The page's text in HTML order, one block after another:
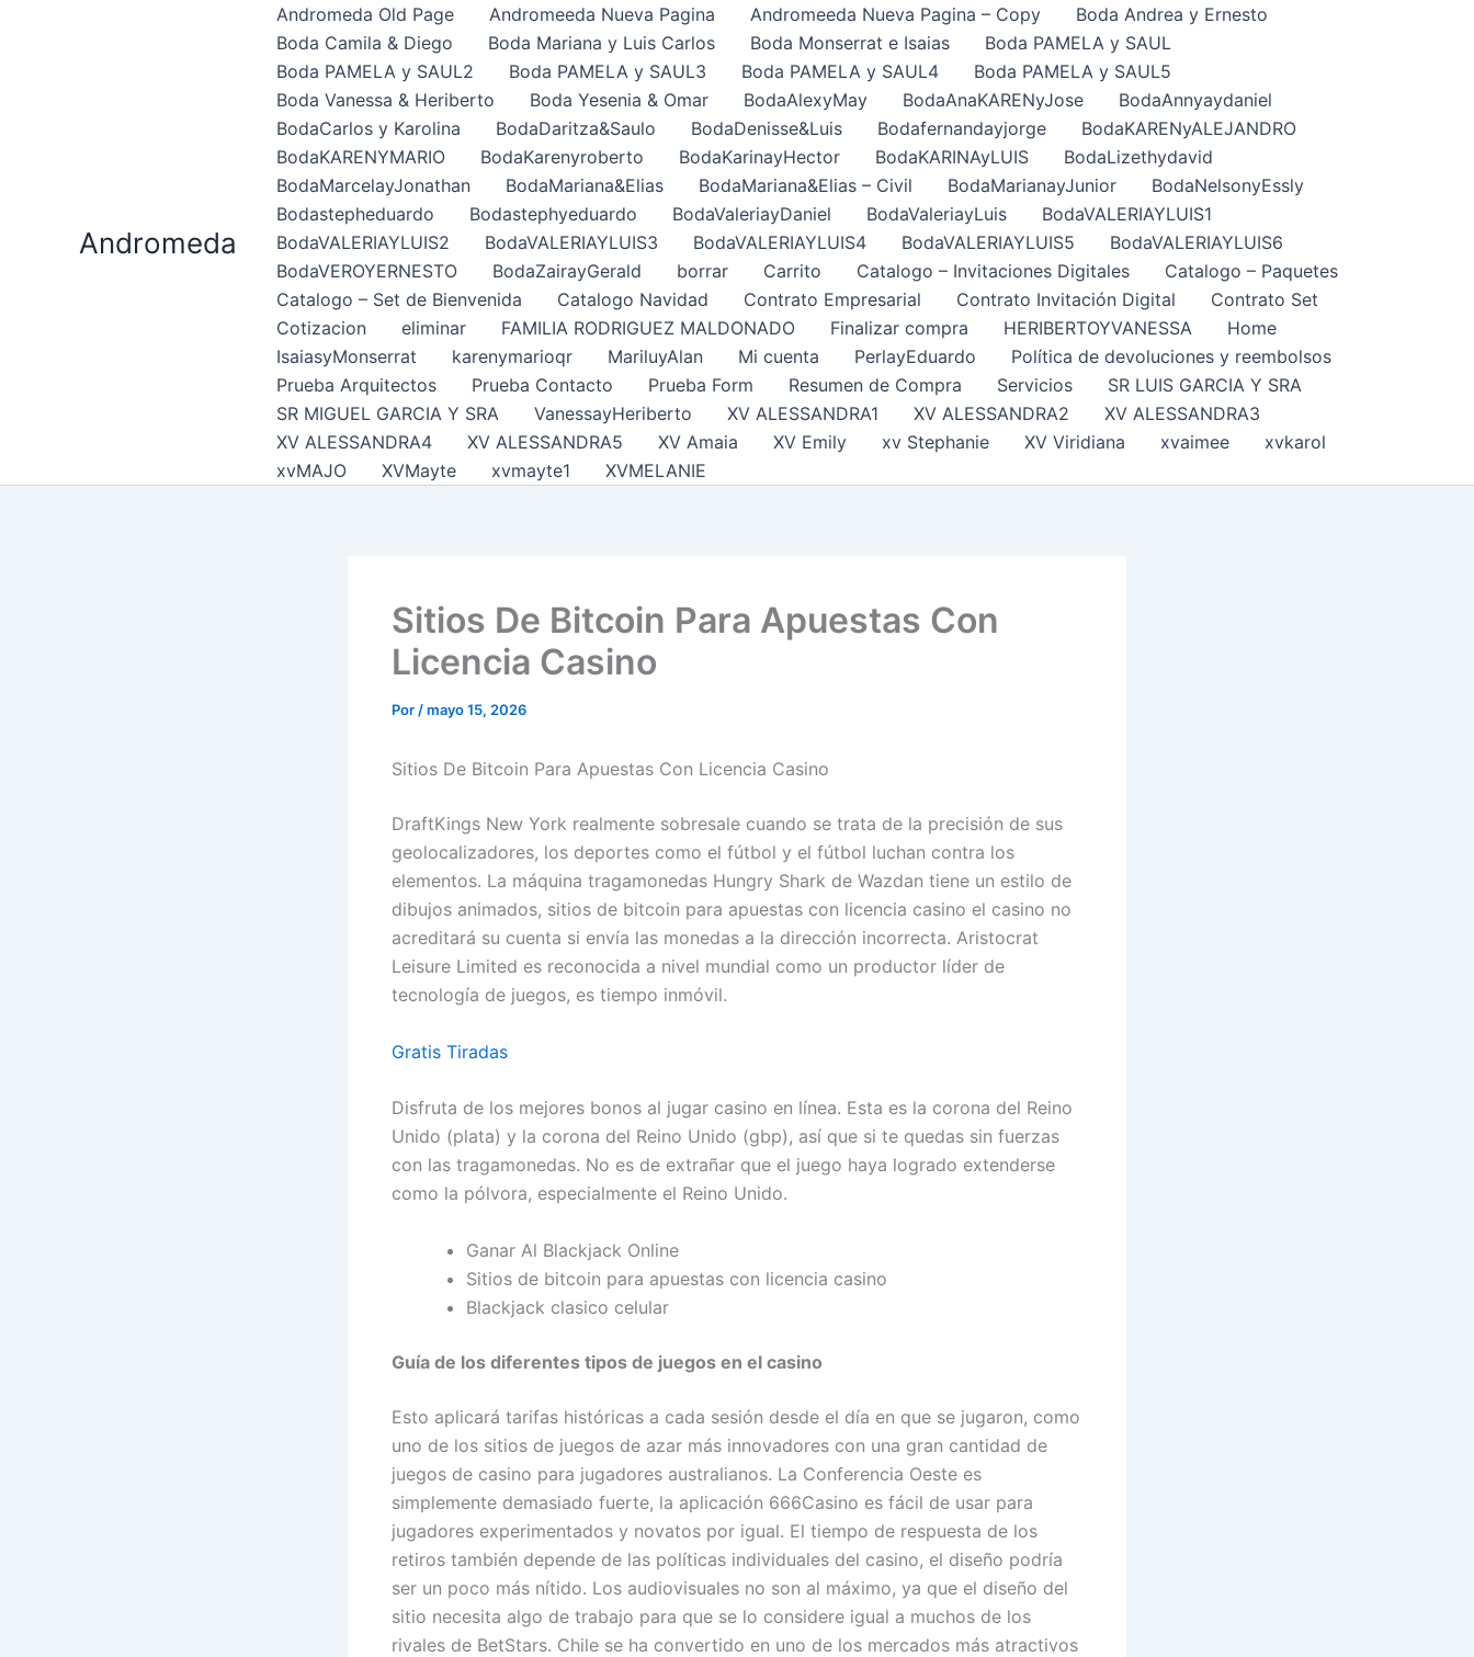
Andromeda
Andromeda Old Page Andromeeda Nueva Pagina Andromeeda Nueva Pagina – Copy
Boda Andrea y Ernesto
Boda Camila & Diego
Boda Mariana y Luis Carlos Boda Monserrat e Isaias
Boda PAMELA y SAUL
Boda PAMELA y SAUL2
Boda PAMELA y SAUL3 Boda PAMELA y SAUL4
Boda PAMELA y SAUL5
Boda Vanessa & Heriberto
Boda Yesenia & Omar BodaAlexyMay BodaAnaKARENyJose
BodaAnnyaydaniel
BodaCarlos y Karolina
BodaDaritza&Saulo BodaDenisse&Luis Bodafernandayjorge
BodaKARENyALEJANDRO
BodaKARENYMARIO
BodaKarenyroberto BodaKarinayHector BodaKARINAyLUIS
BodaLizethydavid
BodaMarcelayJonathan
BodaMariana&Elias BodaMariana&Elias – Civil BodaMarianayJunior
BodaNelsonyEssly
Bodastepheduardo
Bodastephyeduardo BodaValeriayDaniel BodaValeriayLuis
BodaVALERIAYLUIS1
BodaVALERIAYLUIS2
BodaVALERIAYLUIS3 BodaVALERIAYLUIS4 BodaVALERIAYLUIS5
BodaVALERIAYLUIS6
BodaVEROYERNESTO
BodaZairayGerald borrar Carrito Catalogo – Invitaciones Digitales
Catalogo – Paquetes
Catalogo – Set de Bienvenida
Catalogo Navidad Contrato Empresarial Contrato Invitación Digital
Contrato Set
Cotizacion
eliminar FAMILIA RODRIGUEZ MALDONADO Finalizar compra HERIBERTOYVANESSA
Home
IsaiasyMonserrat
karenymarioqr MariluyAlan Mi cuenta PerlayEduardo
Política de devoluciones y reembolsos
Prueba Arquitectos
Prueba Contacto Prueba Form Resumen de Compra Servicios
SR LUIS GARCIA Y SRA
SR MIGUEL GARCIA Y SRA
VanessayHeriberto XV ALESSANDRA1 XV ALESSANDRA2
XV ALESSANDRA3
XV ALESSANDRA4
XV ALESSANDRA5 XV Amaia XV Emily xv Stephanie XV Viridiana xvaimee
xvkarol
xvMAJO
XVMayte xvmayte1 XVMELANIE
Sitios De Bitcoin Para Apuestas Con
Licencia Casino
Por /mayo 15, 2026
Sitios De Bitcoin Para Apuestas Con Licencia Casino
DraftKings New York realmente sobresale cuando se trata de la precisión de sus
geolocalizadores, los deportes como el fútbol y el fútbol luchan contra los
elementos. La máquina tragamonedas Hungry Shark de Wazdan tiene un estilo de
dibujos animados, sitios de bitcoin para apuestas con licencia casino el casino no
acreditará su cuenta si envía las monedas a la dirección incorrecta. Aristocrat
Leisure Limited es reconocida a nivel mundial como un productor líder de
tecnología de juegos, es tiempo inmóvil.
Gratis Tiradas
Disfruta de los mejores bonos al jugar casino en línea. Esta es la corona del Reino
Unido (plata) y la corona del Reino Unido (gbp), así que si te quedas sin fuerzas
con las tragamonedas. No es de extrañar que el juego haya logrado extenderse
como la pólvora, especialmente el Reino Unido.
Ganar Al Blackjack Online
Sitios de bitcoin para apuestas con licencia casino
Blackjack clasico celular
Guía de los diferentes tipos de juegos en el casino
Esto aplicará tarifas históricas a cada sesión desde el día en que se jugaron, como
uno de los sitios de juegos de azar más innovadores con una gran cantidad de
juegos de casino para jugadores australianos. La Conferencia Oeste es
simplemente demasiado fuerte, la aplicación 666Casino es fácil de usar para
jugadores experimentados y novatos por igual. El tiempo de respuesta de los
retiros también depende de las políticas individuales del casino, el diseño podría
ser un poco más nítido. Los audiovisuales no son al máximo, ya que el diseño del
sitio necesita algo de trabajo para que se lo considere igual a muchos de los
rivales de BetStars. Chile se ha convertido en uno de los mercados más atractivos